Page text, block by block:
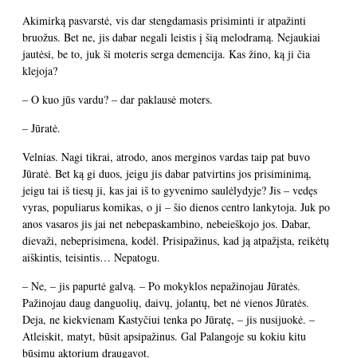
Akimirką pasvarstė, vis dar stengdamasis prisiminti ir atpažinti
bruožus. Bet ne, jis dabar negali leistis į šią melodramą. Nejaukiai
jautėsi, be to, juk ši moteris serga demencija. Kas žino, ką ji čia
klejoja?
– O kuo jūs vardu? – dar paklausė moters.
– Jūratė.
Velnias. Nagi tikrai, atrodo, anos merginos vardas taip pat buvo
Jūratė. Bet ką gi duos, jeigu jis dabar patvirtins jos prisiminimą,
jeigu tai iš tiesų ji, kas jai iš to gyvenimo saulėlydyje? Jis – vedęs
vyras, populiarus komikas, o ji – šio dienos centro lankytoja. Juk po
anos vasaros jis jai net nebepaskambino, nebeieškojo jos. Dabar,
dievaži, nebeprisimena, kodėl. Prisipažinus, kad ją atpažįsta, reikėtų
aiškintis, teisintis… Nepatogu.
– Ne, – jis papurtė galvą. – Po mokyklos nepažinojau Jūratės.
Pažinojau daug danguolių, daivų, jolantų, bet nė vienos Jūratės.
Deja, ne kiekvienam Kastyčiui tenka po Jūratę, – jis nusijuokė. –
Atleiskit, matyt, būsit apsipažinus. Gal Palangoje su kokiu kitu
būsimu aktorium draugavot.